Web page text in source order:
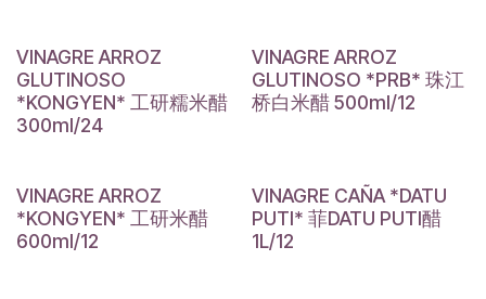
VINAGRE ARROZ
GLUTINOSO
*KONGYEN* 工研糯米醋
300ml/24
VINAGRE ARROZ
GLUTINOSO *PRB* 珠江
桥白米醋 500ml/12
VINAGRE ARROZ
*KONGYEN* 工研米醋
600ml/12
VINAGRE CAÑA *DATU
PUTI* 菲DATU PUTI醋
1L/12